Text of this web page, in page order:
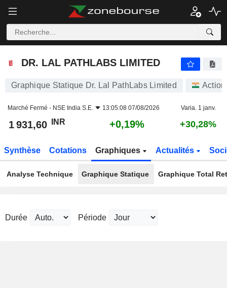
DR. LAL PATHLABS LIMITED
Graphique Statique Dr. Lal PathLabs Limited
Marché Fermé - NSE India S.E. 13:05:08 07/08/2026 Varia. 1 janv.
1 931,60 INR +0,19% +30,28%
Synthèse Cotations Graphiques Actualités
Analyse Technique Graphique Statique Graphique Total
Durée Période